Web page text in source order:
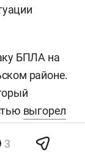
БПЛА на
районе.
выгорел
в
3